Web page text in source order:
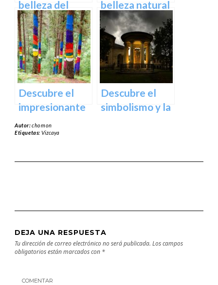
belleza del
Santuario de
Arantzazu en
Guipuzcoa –
Guía turística y
cultural
belleza natural
del Parque
Natural de
Aralar en tu
próxima
escapada
Descubre el
impresionante
arte natural del
Bosque de Oma
Descubre el
simbolismo y la
Vizcaya
Autor:chomon
Etiquetas: Vizcaya
DEJA UNA RESPUESTA
Tu dirección de correo electrónico no será publicada. Los campos
obligatorios están marcados con *
COMENTAR